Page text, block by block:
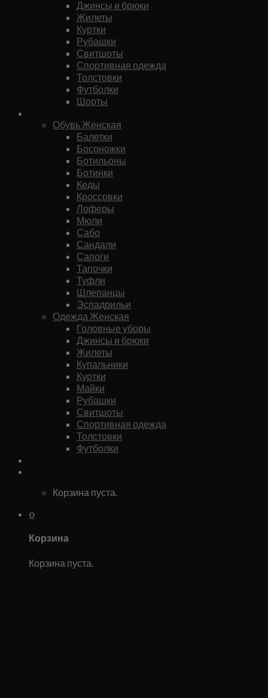
Джинсы и брюки
Жилеты
Куртки
Рубашки
Свитшоты
Спортивная одежда
Толстовки
Футболки
Шорты
Обувь Женская
Балетки
Босоножки
Ботильоны
Ботинки
Кеды
Кроссовки
Лоферы
Мюли
Сабо
Сандали
Сапоги
Тапочки
Туфли
Шлепанцы
Эспадрильи
Одежда Женская
Головные уборы
Джинсы и брюки
Жилеты
Купальники
Куртки
Майки
Рубашки
Свитшоты
Спортивная одежда
Толстовки
Футболки
Корзина пуста.
0
Корзина
Корзина пуста.